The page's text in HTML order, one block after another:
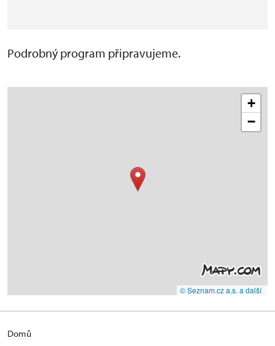
Podrobný program připravujeme.
+
−
© Seznam.cz a.s. a další
Domů